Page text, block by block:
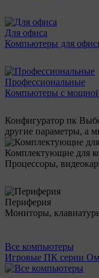
Для офиса
Компьютеры для
Профессиональные
Компьютеры с
Конфигуратор пк
другие параметры, а
Комплектующие для
Процессоры,
Периферия
Мониторы,
Все компьютеры
Игровые ПК серии